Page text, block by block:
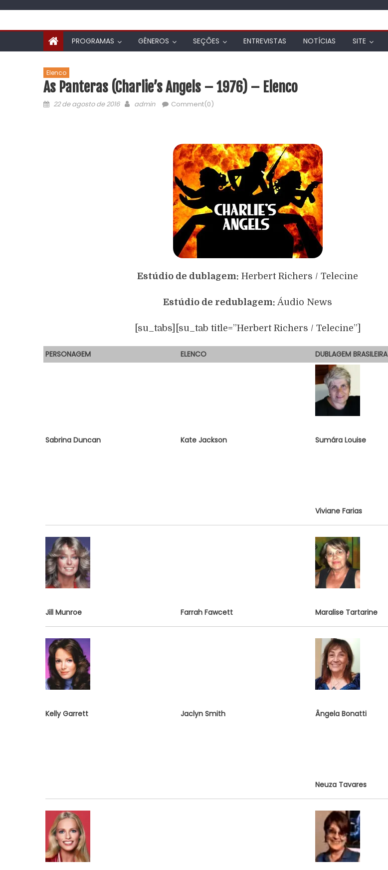
PROGRAMAS GÊNEROS SEÇÕES ENTREVISTAS NOTÍCIAS SITE
Elenco
As Panteras (Charlie’s Angels – 1976) – Elenco
22 de agosto de 2016 admin Comment(0)
Estúdio de dublagem: Herbert Richers / Telecine
Estúdio de redublagem: Áudio News
[su_tabs][su_tab title=”Herbert Richers / Telecine”]
PERSONAGEM ELENCO DUBLAGEM BRASILEIRA
Sabrina Duncan Kate Jackson Sumára Louise
Viviane Farias
Jill Munroe Farrah Fawcett Maralise Tartarine
Kelly Garrett Jaclyn Smith Ângela Bonatti
Neuza Tavares